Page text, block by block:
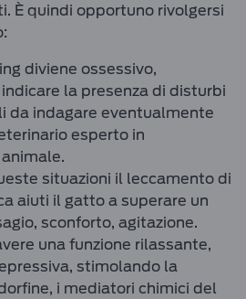
È quindi opportuno rivolgersi
diviene ossessivo,
la presenza di disturbi
da indagare eventualmente
esperto in
situazioni il leccamento di
aiuti il gatto a superare un
sconforto, agitazione.
una funzione rilassante,
stimolando la
i mediatori chimici del